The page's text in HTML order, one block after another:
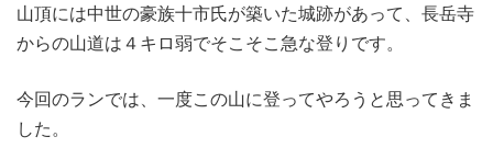
山頂には中世の豪族十市氏が築いた城跡があって、長岳寺
からの山道は４キロ弱でそこそこ急な登りです。
今回のランでは、一度この山に登ってやろうと思ってきま
した。